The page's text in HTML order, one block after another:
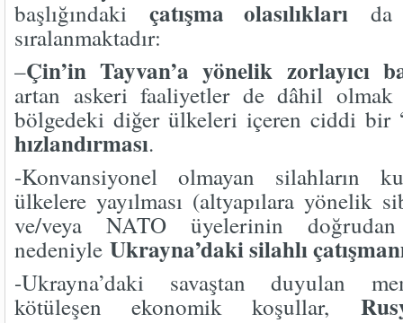
başlığındaki çatışma olasılıkları da
sıralanmaktadır:
–Çin’in Tayvan’a yönelik zorlayıcı
artan askeri faaliyetler de dâhil
bölgedeki diğer ülkeleri içeren ciddi bir
hızlandırması.
-Konvansiyonel olmayan silahların
ülkelere yayılması (altyapılara yönelik
ve/veya NATO üyelerinin
nedeniyle Ukrayna’daki silahlı
-Ukrayna’daki savaştan duyulan
kötüleşen ekonomik koşullar,